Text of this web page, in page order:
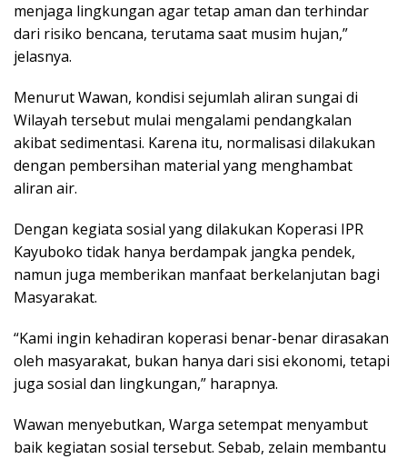
menjaga lingkungan agar tetap aman dan terhindar
dari risiko bencana, terutama saat musim hujan,”
jelasnya.
Menurut Wawan, kondisi sejumlah aliran sungai di
Wilayah tersebut mulai mengalami pendangkalan
akibat sedimentasi. Karena itu, normalisasi dilakukan
dengan pembersihan material yang menghambat
aliran air.
Dengan kegiata sosial yang dilakukan Koperasi IPR
Kayuboko tidak hanya berdampak jangka pendek,
namun juga memberikan manfaat berkelanjutan bagi
Masyarakat.
“Kami ingin kehadiran koperasi benar-benar dirasakan
oleh masyarakat, bukan hanya dari sisi ekonomi, tetapi
juga sosial dan lingkungan,” harapnya.
Wawan menyebutkan, Warga setempat menyambut
baik kegiatan sosial tersebut. Sebab, zelain membantu